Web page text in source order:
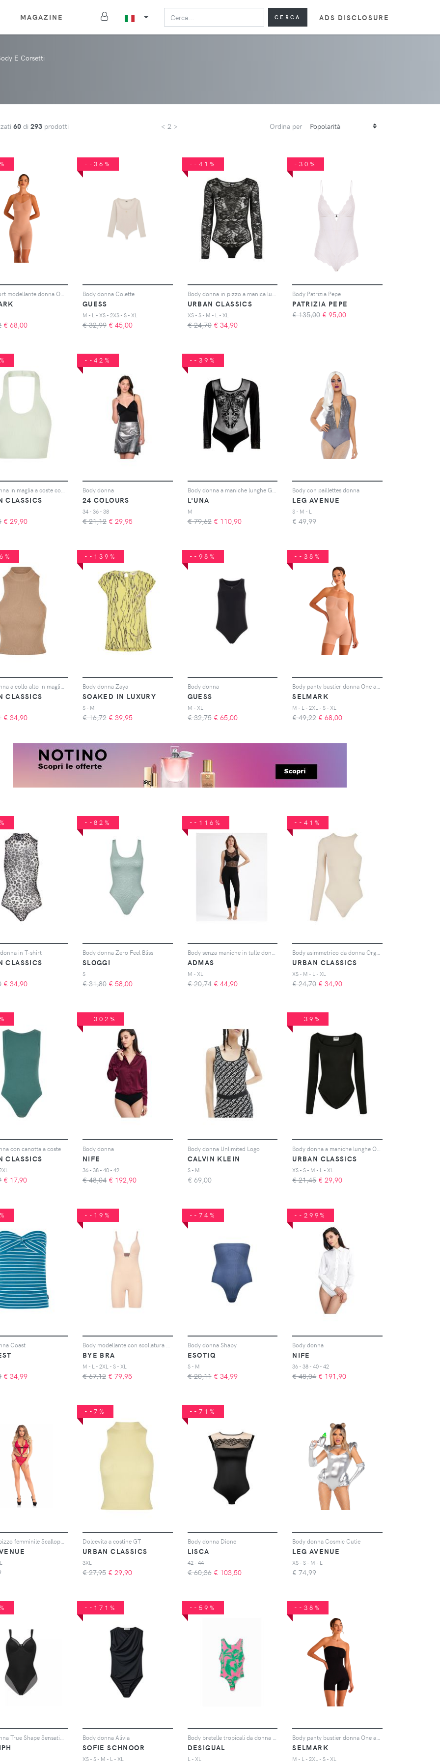
MAGAZINE CERCA ADS DISCLOSURE
E Corsetti
60 di 293 prodotti < 2 > Ordina per
Body short modellante donna One and Shape
€ 68,00
--36%
Body donna Colette
GUESS
M - L - XS - 2XS - S - XL
€ 32,99 € 45,00
--41%
Body donna in pizzo a manica lunga
URBAN CLASSICS
XS - S - M - L - XL
€ 24,70 € 34,90
-30%
Body Patrizia Pepe
PATRIZIA PEPE
€ 135,00 € 95,00
Body donna in maglia a coste con scollo incrociato
CLASSICS
€ 29,90
--42%
Body donna
24 COLOURS
34 - 36 - 38
€ 21,12 € 29,95
--39%
Body donna a maniche lunghe Grace
L'UNA
M
€ 79,62 € 110,90
Body con paillettes donna
LEG AVENUE
S - M - L
€ 49,99
Body donna a collo alto in maglia a costine
CLASSICS
€ 34,90
--139%
Body donna Zaya
SOAKED IN LUXURY
S - M
€ 16,72 € 39,95
--98%
Body donna
GUESS
M - XL
€ 32,75 € 65,00
--38%
Body panty bustier donna One and Shape
SELMARK
M - L - 2XL - S - XL
€ 49,22 € 68,00
in T-shirt
CLASSICS
€ 34,90
--82%
Body donna Zero Feel Bliss
SLOGGI
S
€ 31,80 € 58,00
--116%
Body senza maniche in tulle donna Classic
ADMAS
M - XL
€ 20,74 € 44,90
--41%
Body asimmetrico da donna Organic Stretch
URBAN CLASSICS
XS - M - L - XL
€ 24,70 € 34,90
con canotta a coste
CLASSICS
€ 17,90
--302%
Body donna
NIFE
36 - 38 - 40 - 42
€ 48,04 € 192,90
Body donna Unlimited Logo
CALVIN KLEIN
S - M
€ 69,00
--39%
Body donna a maniche lunghe Organic
URBAN CLASSICS
XS - S - M - L - XL
€ 21,45 € 29,90
Coast
€ 34,99
--19%
Body modellante con scollatura a V donna
BYE BRA
M - L - 2XL - S - XL
€ 67,12 € 79,95
--74%
Body donna Shapy
ESOTIQ
S - M
€ 20,11 € 34,99
--299%
Body donna
NIFE
36 - 38 - 40 - 42
€ 48,04 € 191,90
Body in pizzo femminile Scalloped Teddy
--7%
Dolcevita a costine GT
URBAN CLASSICS
3XL
€ 27,95 € 29,90
--71%
Body donna Dione
LISCA
42 - 44
€ 60,36 € 103,50
Body donna Cosmic Cutie
LEG AVENUE
XS - S - M - L
€ 74,99
Body donna True Shape Sensation BSW
--171%
Body donna Alivia
SOFIE SCHNOOR
XS - S - M - L - XL
--59%
Body bretelle tropicali da donna in tessuto a coste
DESIGUAL
L - XL
--38%
Body panty bustier donna One and Shape
SELMARK
M - L - 2XL - S - XL